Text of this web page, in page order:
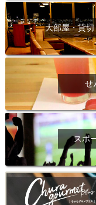
大部屋・貸
せ
スポ